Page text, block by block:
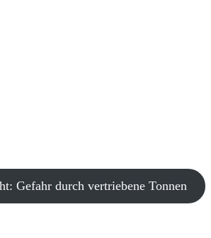
Gefahr durch vertriebene Tonnen